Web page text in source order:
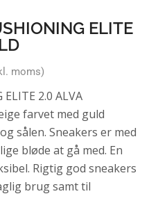
ELITE
moms)
ELITE 2.0 ALVA
farvet med guld
sålen. Sneakers er med
bløde at gå med. En
Rigtig god sneakers
brug samt til